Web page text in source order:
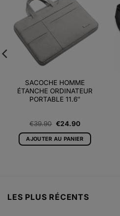
à la liste
d’envies
SACOCHE HOMME
ÉTANCHE ORDINATEUR
PORTABLE 11.6″
€39.90 Le
initial
était :
€24.90Le
actuel
est :
AJOUTER AU PANIER
LES PLUS RÉCENTS